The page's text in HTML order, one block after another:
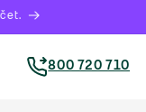
800 720 710